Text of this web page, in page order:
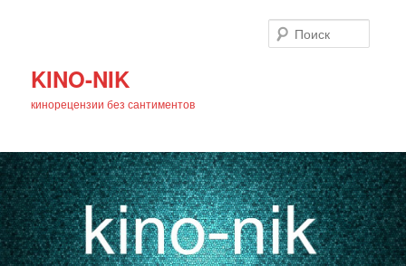
KINO-NIK
кинорецензии без сантиментов